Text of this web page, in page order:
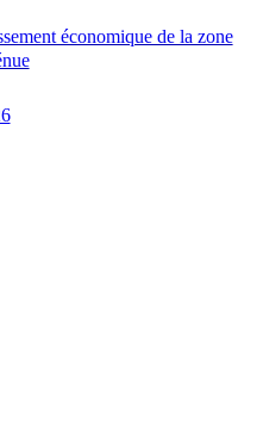
économique de la zone